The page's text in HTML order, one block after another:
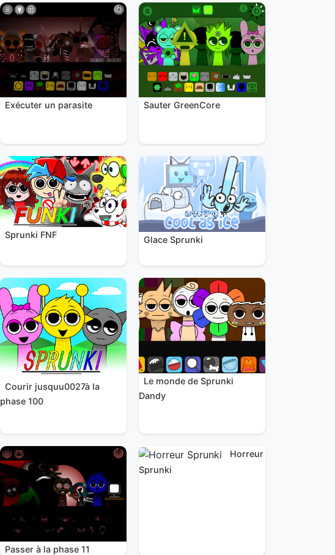
Exécuter un parasite Sauter GreenCore
Sprunki FNF Glace Sprunki
Courir jusquu0027à la
phase 100
Le monde de Sprunki
Dandy
Passer à la phase 11
Horreur
Sprunki